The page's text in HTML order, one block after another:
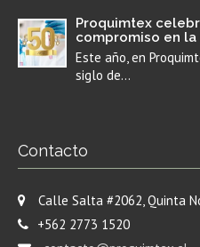
Proquimtex
compromiso en
Este año, en
siglo de…
Contacto
Calle Salta #2062, Quinta
+562 2773 1520